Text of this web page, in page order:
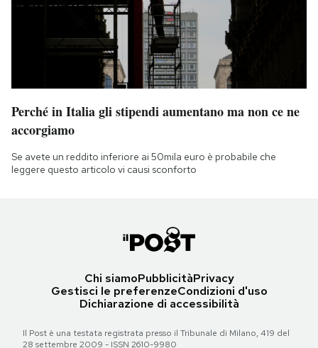
Perché in Italia gli stipendi aumentano ma non ce ne
accorgiamo
Se avete un reddito inferiore ai 50mila euro è probabile che
leggere questo articolo vi causi sconforto
Chi siamoPubblicitàPrivacy
Gestisci le preferenzeCondizioni d'uso
Dichiarazione di accessibilità
Il Post è una testata registrata presso il Tribunale di Milano, 419 del
28 settembre 2009 - ISSN 2610-9980